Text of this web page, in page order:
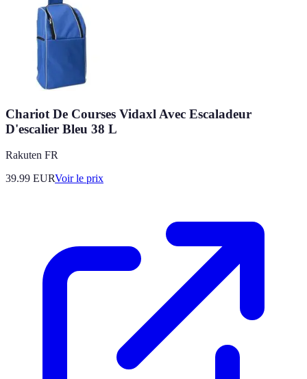
Chariot De Courses Vidaxl Avec Escaladeur
D'escalier Bleu 38 L
Rakuten FR
39.99 EURVoir le prix